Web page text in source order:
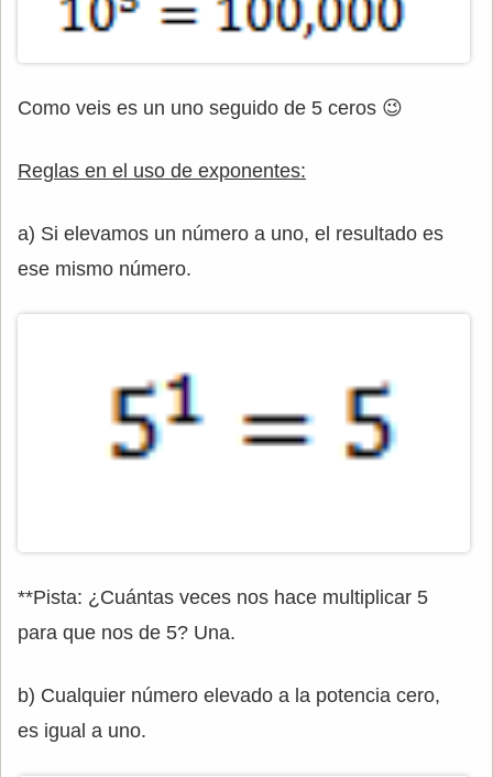
Como veis es un uno seguido de 5 ceros 😉
Reglas en el uso de exponentes:
a) Si elevamos un número a uno, el resultado es
ese mismo número.
**Pista: ¿Cuántas veces nos hace multiplicar 5
para que nos de 5? Una.
b) Cualquier número elevado a la potencia cero,
es igual a uno.